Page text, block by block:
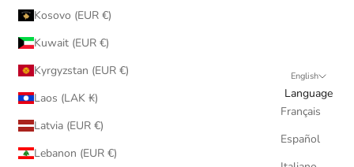
Kosovo (EUR €)
Kuwait (EUR €)
Kyrgyzstan (EUR €)
Laos (LAK ₭)
Latvia (EUR €)
Lebanon (EUR €)
English
Language
Français
Español